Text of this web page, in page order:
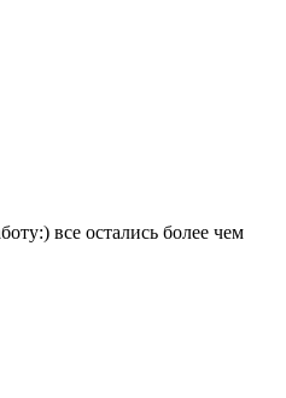
все остались более чем